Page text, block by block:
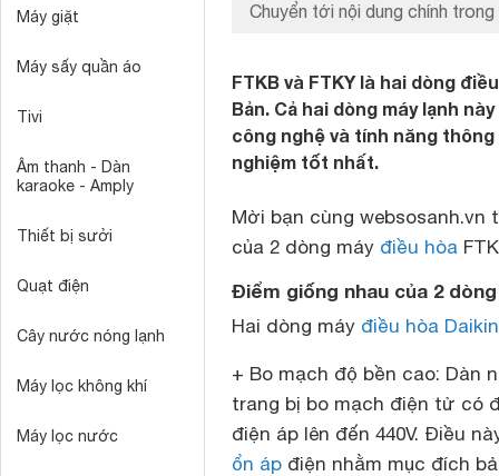
Máy giặt
Máy sấy quần áo
Tivi
Âm thanh - Dàn
karaoke - Amply
Thiết bị sưởi
Quạt điện
Cây nước nóng lạnh
Máy lọc không khí
Máy lọc nước
Chuyển tới nội dung chính trong
FTKB và FTKY là hai dòng
Bản. Cả hai dòng máy lạnh
công nghệ và tính năng
nghiệm tốt nhất.
Mời bạn cùng websosanh.vn
của 2 dòng máy điều hòa
Điểm giống nhau của 2
Hai dòng máy điều hòa Daikin
+ Bo mạch độ bền cao: Dàn
trang bị bo mạch điện tử có
điện áp lên đến 440V. Điều
ổn áp điện nhằm mục đích